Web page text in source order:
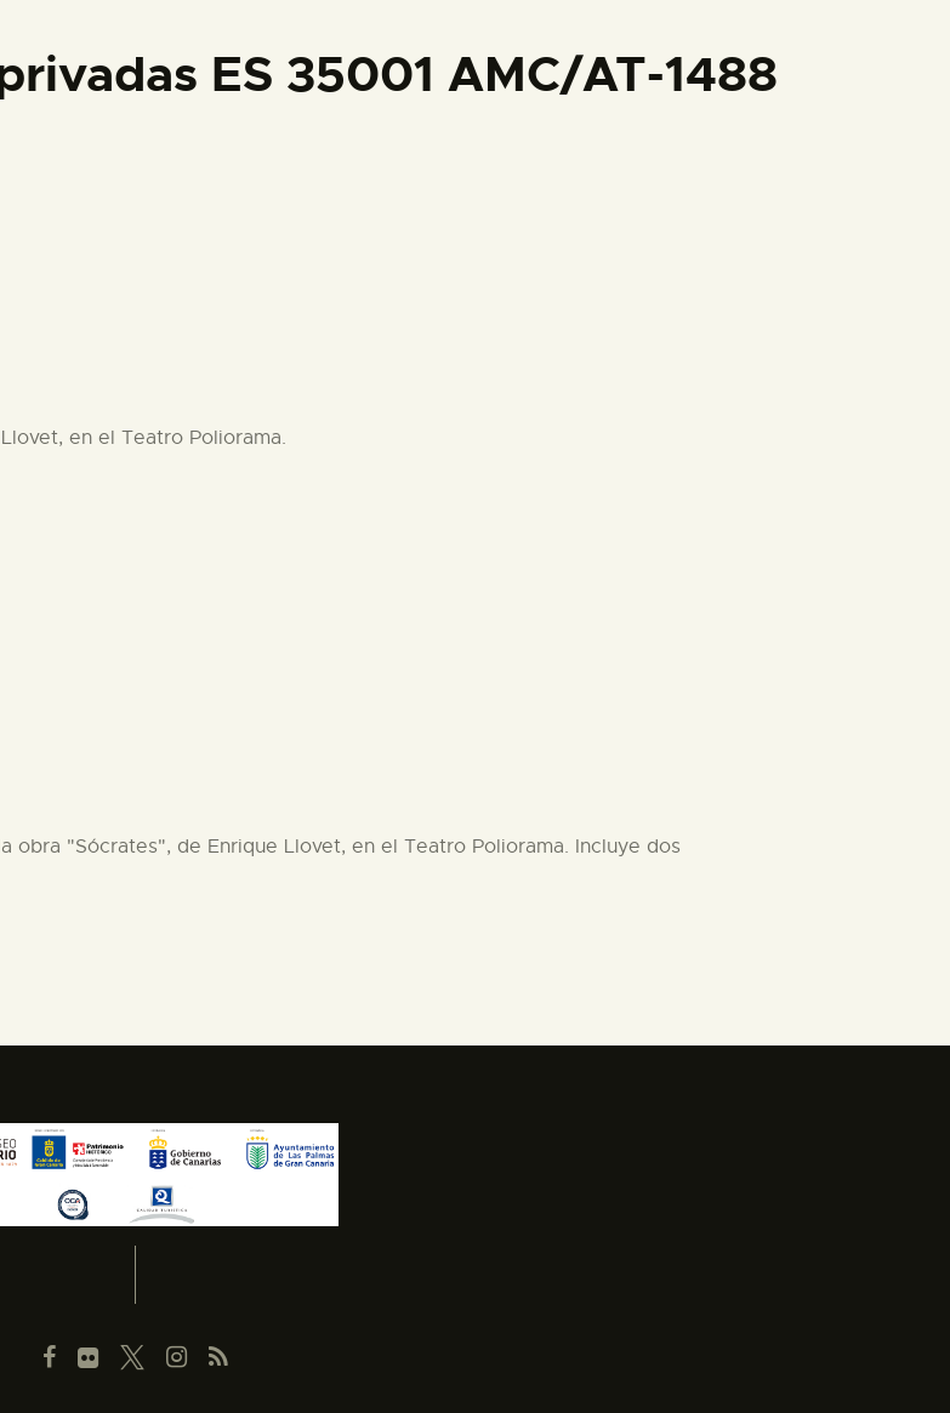
ES 35001 AMC/AT-1488
en el Teatro Poliorama.
obra "Sócrates", de Enrique Llovet, en el Teatro Poliorama. Incluye dos